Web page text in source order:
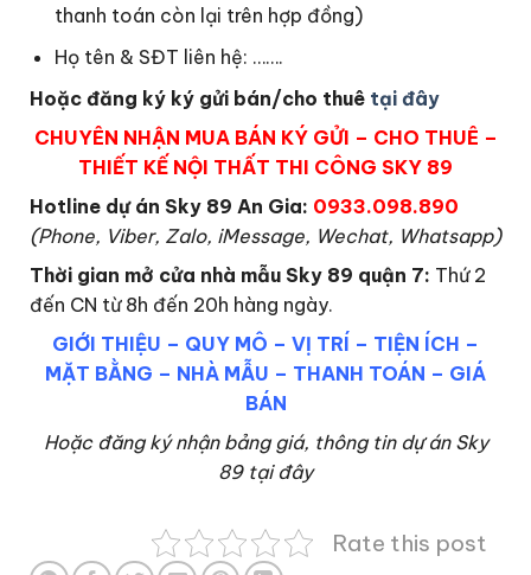
thanh toán còn lại trên hợp đồng)
Họ tên & SĐT liên hệ: …….
Hoặc đăng ký ký gửi bán/cho thuê tại đây
CHUYÊN NHẬN MUA BÁN KÝ GỬI – CHO THUÊ –
THIẾT KẾ NỘI THẤT THI CÔNG SKY 89
Hotline dự án Sky 89 An Gia: 0933.098.890
(Phone, Viber, Zalo, iMessage, Wechat, Whatsapp)
Thời gian mở cửa nhà mẫu Sky 89 quận 7: Thứ 2
đến CN từ 8h đến 20h hàng ngày.
GIỚI THIỆU – QUY MÔ – VỊ TRÍ – TIỆN ÍCH –
MẶT BẰNG – NHÀ MẪU – THANH TOÁN – GIÁ
BÁN
Hoặc đăng ký nhận bảng giá, thông tin dự án Sky
89 tại đây
Rate this post